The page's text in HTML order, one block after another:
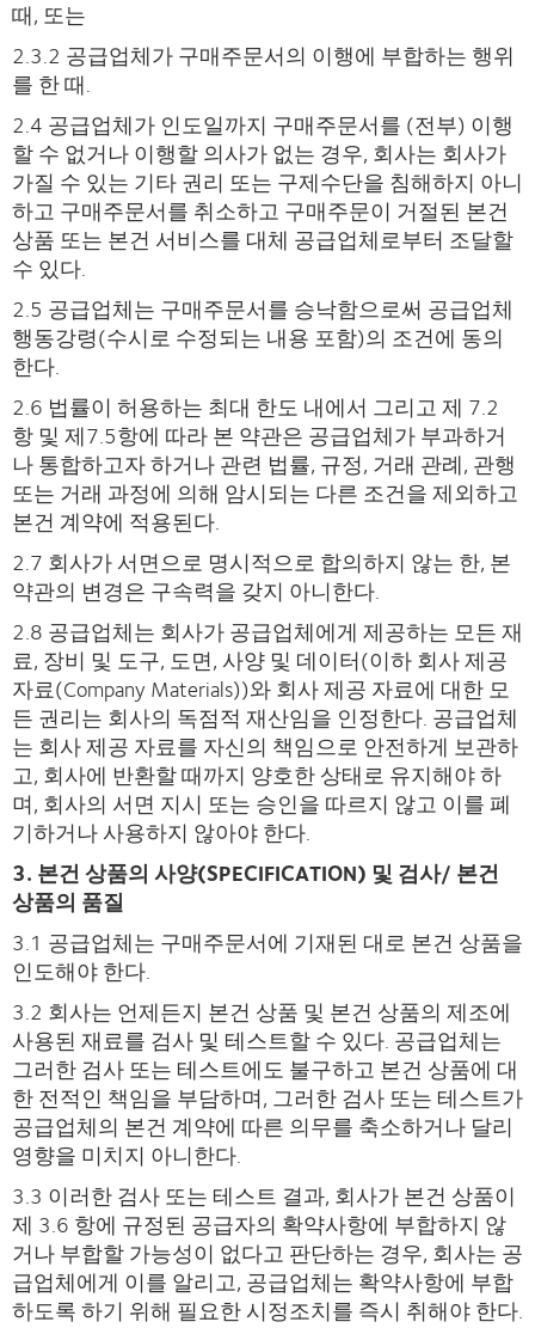
때, 또는
2.3.2 공급업체가 구매주문서의 이행에 부합하는 행위
를 한 때.
2.4 공급업체가 인도일까지 구매주문서를 (전부) 이행
할 수 없거나 이행할 의사가 없는 경우, 회사는 회사가
가질 수 있는 기타 권리 또는 구제수단을 침해하지 아니
하고 구매주문서를 취소하고 구매주문이 거절된 본건
상품 또는 본건 서비스를 대체 공급업체로부터 조달할
수 있다.
2.5 공급업체는 구매주문서를 승낙함으로써 공급업체
행동강령(수시로 수정되는 내용 포함)의 조건에 동의
한다.
2.6 법률이 허용하는 최대 한도 내에서 그리고 제 7.2
항 및 제7.5항에 따라 본 약관은 공급업체가 부과하거
나 통합하고자 하거나 관련 법률, 규정, 거래 관례, 관행
또는 거래 과정에 의해 암시되는 다른 조건을 제외하고
본건 계약에 적용된다.
2.7 회사가 서면으로 명시적으로 합의하지 않는 한, 본
약관의 변경은 구속력을 갖지 아니한다.
2.8 공급업체는 회사가 공급업체에게 제공하는 모든 재
료, 장비 및 도구, 도면, 사양 및 데이터(이하 회사 제공
자료(Company Materials))와 회사 제공 자료에 대한 모
든 권리는 회사의 독점적 재산임을 인정한다. 공급업체
는 회사 제공 자료를 자신의 책임으로 안전하게 보관하
고, 회사에 반환할 때까지 양호한 상태로 유지해야 하
며, 회사의 서면 지시 또는 승인을 따르지 않고 이를 폐
기하거나 사용하지 않아야 한다.
3. 본건 상품의 사양(SPECIFICATION) 및 검사/ 본건
상품의 품질
3.1 공급업체는 구매주문서에 기재된 대로 본건 상품을
인도해야 한다.
3.2 회사는 언제든지 본건 상품 및 본건 상품의 제조에
사용된 재료를 검사 및 테스트할 수 있다. 공급업체는
그러한 검사 또는 테스트에도 불구하고 본건 상품에 대
한 전적인 책임을 부담하며, 그러한 검사 또는 테스트가
공급업체의 본건 계약에 따른 의무를 축소하거나 달리
영향을 미치지 아니한다.
3.3 이러한 검사 또는 테스트 결과, 회사가 본건 상품이
제 3.6 항에 규정된 공급자의 확약사항에 부합하지 않
거나 부합할 가능성이 없다고 판단하는 경우, 회사는 공
급업체에게 이를 알리고, 공급업체는 확약사항에 부합
하도록 하기 위해 필요한 시정조치를 즉시 취해야 한다.